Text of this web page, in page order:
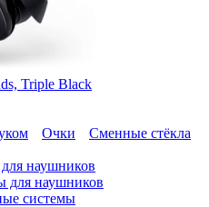
Triple Black
Очки
Сменные стёкла
наушников
для наушников
системы